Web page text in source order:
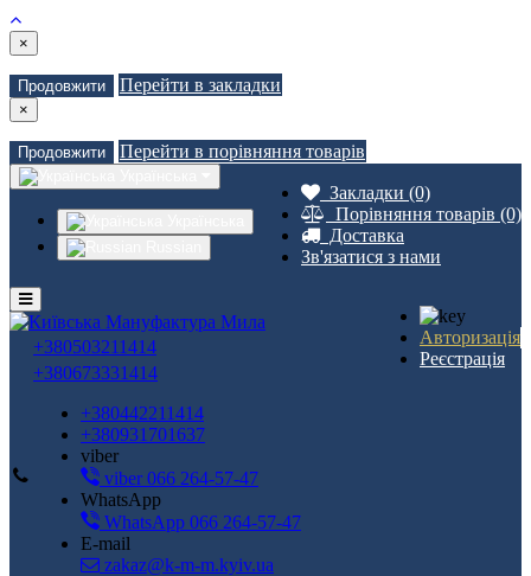
×
Продовжити Перейти в закладки
×
Продовжити Перейти в порівняння товарів
Закладки (0)
Порівняння товарів (0)
Доставка
Зв'язатися з нами
Авторизація
Реєстрація
+380503211414
+380673331414
+380442211414
+380931701637
viber
viber 066 264-57-47
WhatsApp
WhatsApp 066 264-57-47
E-mail
zakaz@k-m-m.kyiv.ua